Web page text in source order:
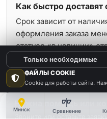
Минск Сравнение
Как быстро
Срок зависит от
оформления заказа
статусе «в наличии»
минимальное время.
Нужна помощь или
ФАЙЛЫ COOKIE
Cookie для работы сайта.
Только необходимые